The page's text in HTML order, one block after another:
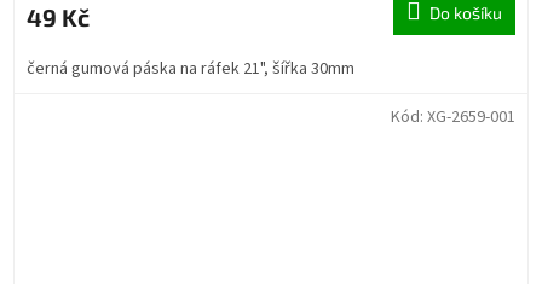
49 Kč Do košíku
černá gumová páska na ráfek 21", šířka 30mm
Kód: XG-2659-001